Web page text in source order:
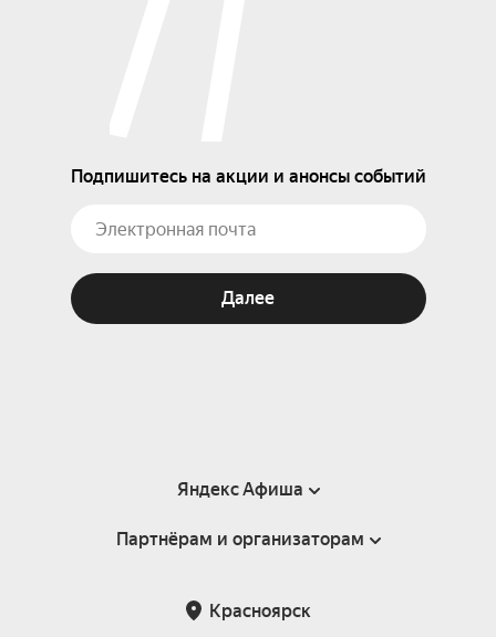
Подпишитесь на акции и анонсы событий
Далее
Яндекс Афиша
Справка
Подарочные сертификаты
Партнёрам и организаторам
Красноярск